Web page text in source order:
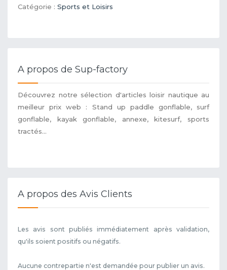
Catégorie : Sports et Loisirs
A propos de Sup-factory
Découvrez notre sélection d'articles loisir nautique au
meilleur prix web : Stand up paddle gonflable, surf
gonflable, kayak gonflable, annexe, kitesurf, sports
tractés...
A propos des Avis Clients
Les avis sont publiés immédiatement après validation,
qu'ils soient positifs ou négatifs.
Aucune contrepartie n'est demandée pour publier un avis.